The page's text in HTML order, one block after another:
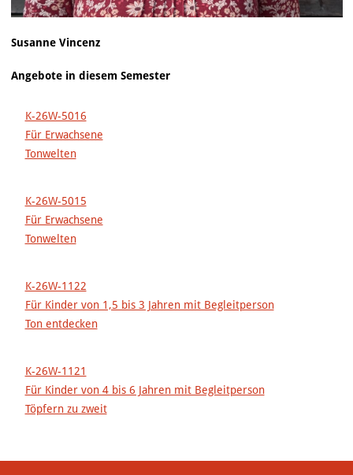
Susanne Vincenz
Angebote in diesem Semester
K-26W-5016
Für Erwachsene
Tonwelten
K-26W-5015
Für Erwachsene
Tonwelten
K-26W-1122
Für Kinder von 1,5 bis 3 Jahren mit Begleitperson
Ton entdecken
K-26W-1121
Für Kinder von 4 bis 6 Jahren mit Begleitperson
Töpfern zu zweit